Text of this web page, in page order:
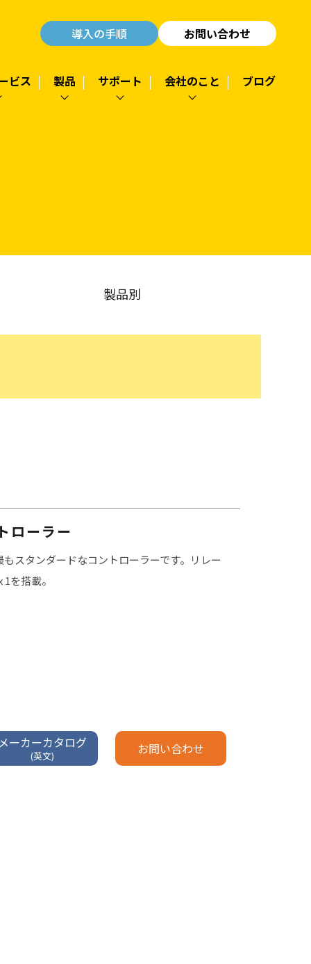
導入の手順 お問い合わせ
ビス 製品 サポート 会社のこと ブログ
製品別
ローラー
スタンダードなコントローラーです。リレー
を搭載。
メーカーカタログ
(英文) お問い合わせ